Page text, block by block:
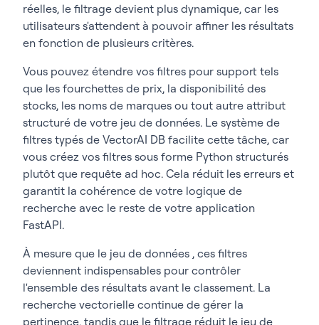
réelles, le filtrage devient plus dynamique, car les
utilisateurs s'attendent à pouvoir affiner les résultats
en fonction de plusieurs critères.
Vous pouvez étendre vos filtres pour support tels
que les fourchettes de prix, la disponibilité des
stocks, les noms de marques ou tout autre attribut
structuré de votre jeu de données. Le système de
filtres typés de VectorAI DB facilite cette tâche, car
vous créez vos filtres sous forme Python structurés
plutôt que requête ad hoc. Cela réduit les erreurs et
garantit la cohérence de votre logique de
recherche avec le reste de votre application
FastAPI.
À mesure que le jeu de données , ces filtres
deviennent indispensables pour contrôler
l'ensemble des résultats avant le classement. La
recherche vectorielle continue de gérer la
pertinence, tandis que le filtrage réduit le jeu de